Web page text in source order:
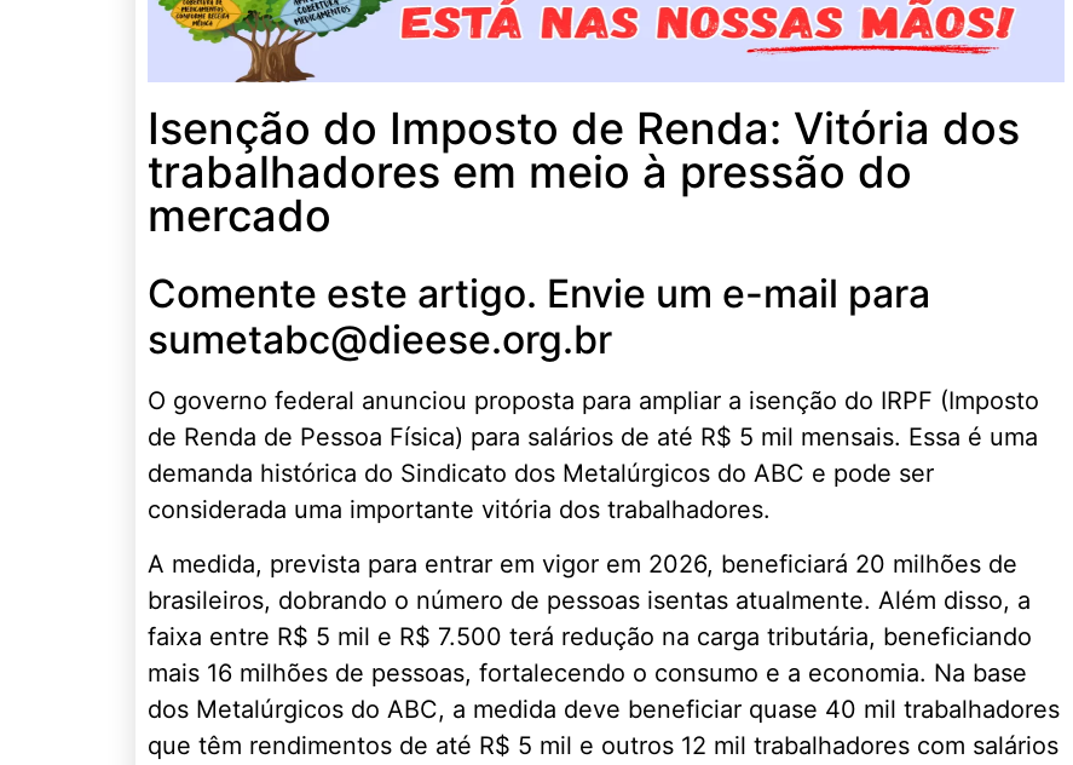
Isenção do Imposto de Renda: Vitória dos
trabalhadores em meio à pressão do
mercado
Comente este artigo. Envie um e-mail para
sumetabc@dieese.org.br
O governo federal anunciou proposta para ampliar a isenção do IRPF (Imposto
de Renda de Pessoa Física) para salários de até R$ 5 mil mensais. Essa é uma
demanda histórica do Sindicato dos Metalúrgicos do ABC e pode ser
considerada uma importante vitória dos trabalhadores.
A medida, prevista para entrar em vigor em 2026, beneficiará 20 milhões de
brasileiros, dobrando o número de pessoas isentas atualmente. Além disso, a
faixa entre R$ 5 mil e R$ 7.500 terá redução na carga tributária, beneficiando
mais 16 milhões de pessoas, fortalecendo o consumo e a economia. Na base
dos Metalúrgicos do ABC, a medida deve beneficiar quase 40 mil trabalhadores
que têm rendimentos de até R$ 5 mil e outros 12 mil trabalhadores com salários